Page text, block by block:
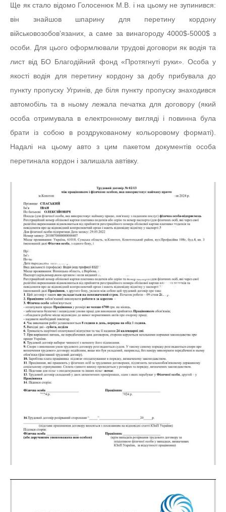
Ще як стало відомо Голосенюк М.В. і на цьому не зупинився:
він знайшов шпарину для перетину кордону
військовозобовʼязаних, а саме за винагороду 4000$-5000$ з
особи. Для цього оформлювали трудові договори як водія та
лист від БО Благодійний фонд «Протягнуті руки». Особа у
якості водія для перетину кордону за добу прибувала до
пункту пропуску Угринів, де біля пункту пропуску знаходився
автомобіль та в ньому лежала печатка для договору (який
особа отримувала в електронному вигляді і повинна була
брати із собою в роздрукованому кольоровому форматі).
Надалі на цьому авто з цим пакетом документів особа
перетинала кордон і залишала автівку.